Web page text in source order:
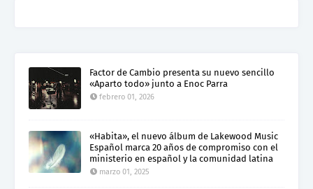
Factor de Cambio presenta su nuevo sencillo
«Aparto todo» junto a Enoc Parra
febrero 01, 2026
«Habita», el nuevo álbum de Lakewood Music
Español marca 20 años de compromiso con el
ministerio en español y la comunidad latina
marzo 01, 2025